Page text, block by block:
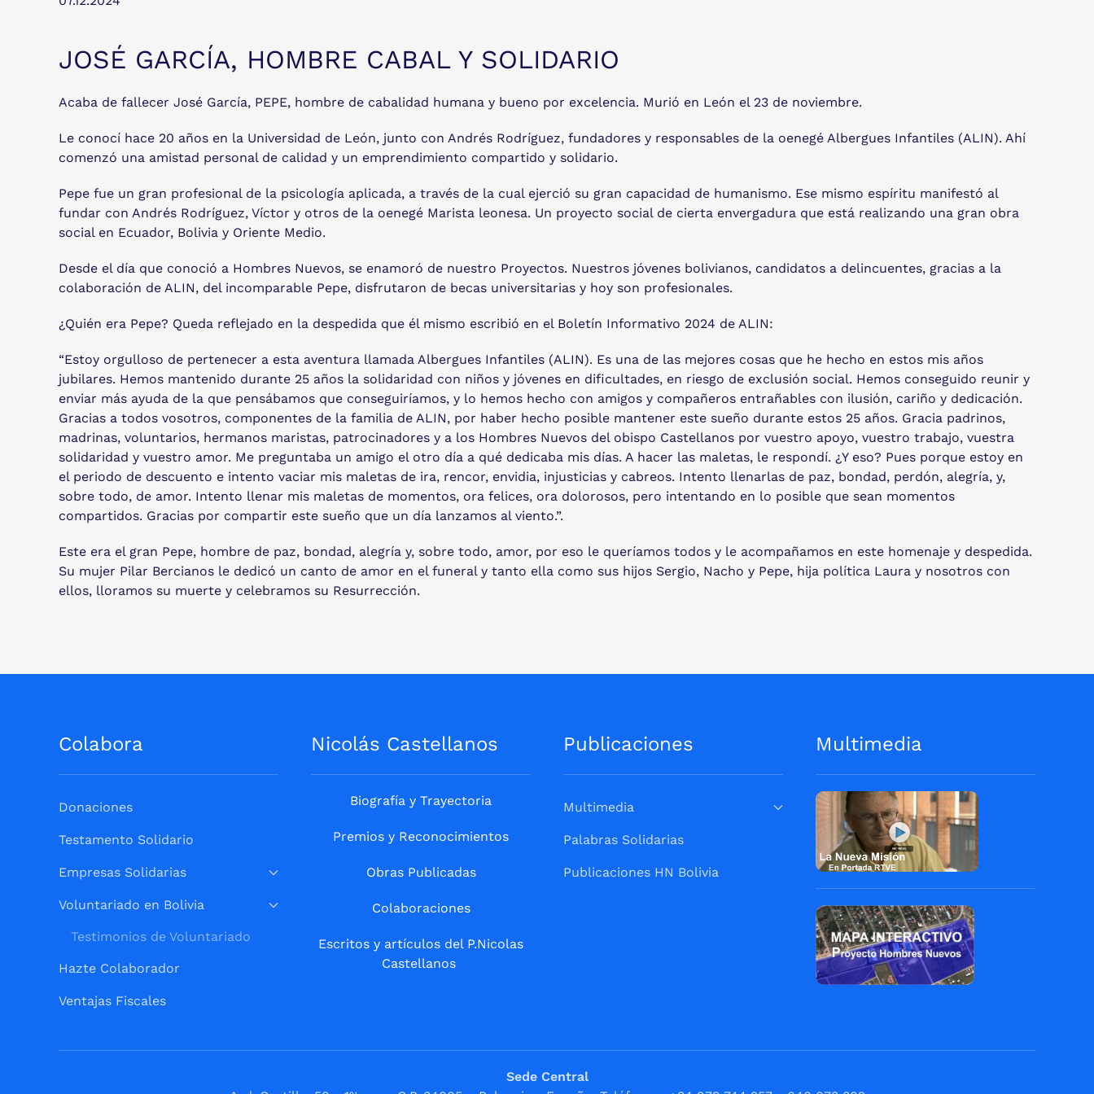
JOSÉ GARCÍA, HOMBRE CABAL Y SOLIDARIO
Acaba de fallecer José García, PEPE, hombre de cabalidad humana y bueno por excelencia. Murió en León el 23 de noviembre.
Le conocí hace 20 años en la Universidad de León, junto con Andrés Rodríguez, fundadores y responsables de la oenegé Albergues Infantiles (ALIN). Ahí
comenzó una amistad personal de calidad y un emprendimiento compartido y solidario.
Pepe fue un gran profesional de la psicología aplicada, a través de la cual ejerció su gran capacidad de humanismo. Ese mismo espíritu manifestó al
fundar con Andrés Rodríguez, Víctor y otros de la oenegé Marista leonesa. Un proyecto social de cierta envergadura que está realizando una gran obra
social en Ecuador, Bolivia y Oriente Medio.
Desde el día que conoció a Hombres Nuevos, se enamoró de nuestro Proyectos. Nuestros jóvenes bolivianos, candidatos a delincuentes, gracias a la
colaboración de ALIN, del incomparable Pepe, disfrutaron de becas universitarias y hoy son profesionales.
¿Quién era Pepe? Queda reflejado en la despedida que él mismo escribió en el Boletín Informativo 2024 de ALIN:
“Estoy orgulloso de pertenecer a esta aventura llamada Albergues Infantiles (ALIN). Es una de las mejores cosas que he hecho en estos mis años
jubilares. Hemos mantenido durante 25 años la solidaridad con niños y jóvenes en dificultades, en riesgo de exclusión social. Hemos conseguido reunir y
enviar más ayuda de la que pensábamos que conseguiríamos, y lo hemos hecho con amigos y compañeros entrañables con ilusión, cariño y dedicación.
Gracias a todos vosotros, componentes de la familia de ALIN, por haber hecho posible mantener este sueño durante estos 25 años. Gracia padrinos,
madrinas, voluntarios, hermanos maristas, patrocinadores y a los Hombres Nuevos del obispo Castellanos por vuestro apoyo, vuestro trabajo, vuestra
solidaridad y vuestro amor. Me preguntaba un amigo el otro día a qué dedicaba mis días. A hacer las maletas, le respondí. ¿Y eso? Pues porque estoy en
el periodo de descuento e intento vaciar mis maletas de ira, rencor, envidia, injusticias y cabreos. Intento llenarlas de paz, bondad, perdón, alegría, y,
sobre todo, de amor. Intento llenar mis maletas de momentos, ora felices, ora dolorosos, pero intentando en lo posible que sean momentos
compartidos. Gracias por compartir este sueño que un día lanzamos al viento.”.
Este era el gran Pepe, hombre de paz, bondad, alegría y, sobre todo, amor, por eso le queríamos todos y le acompañamos en este homenaje y despedida.
Su mujer Pilar Bercianos le dedicó un canto de amor en el funeral y tanto ella como sus hijos Sergio, Nacho y Pepe, hija política Laura y nosotros con
ellos, lloramos su muerte y celebramos su Resurrección.
Colabora
Donaciones
Testamento Solidario
Empresas Solidarias
Voluntariado en Bolivia
Testimonios de Voluntariado
Hazte Colaborador
Ventajas Fiscales
Nicolás Castellanos
Biografía y Trayectoria
Premios y Reconocimientos
Obras Publicadas
Colaboraciones
Escritos y artículos del P.Nicolas
Castellanos
Publicaciones
Multimedia
Palabras Solidarias
Publicaciones HN Bolivia
Multimedia
Sede Central